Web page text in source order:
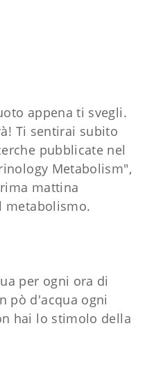
appena ti svegli.
Ti sentirai subito
pubblicate nel
Metabolism",
mattina
metabolismo.
per ogni ora di
pò d'acqua ogni
hai lo stimolo della